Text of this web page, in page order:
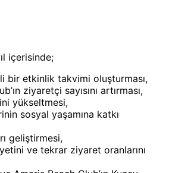
içerisinde;
bir etkinlik takvimi oluşturması,
ziyaretçi sayısını artırması,
yükseltmesi,
sosyal yaşamına katkı
geliştirmesi,
ve tekrar ziyaret oranlarını